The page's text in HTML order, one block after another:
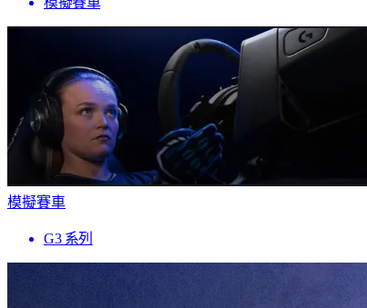
模擬賽車
G3 系列